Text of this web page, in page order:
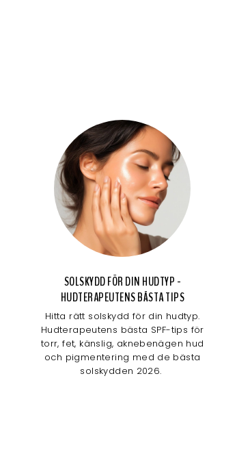
SOLSKYDD FÖR DIN HUDTYP -
HUDTERAPEUTENS BÄSTA TIPS
Hitta rätt solskydd för din hudtyp.
Hudterapeutens bästa SPF-tips för
torr, fet, känslig, aknebenägen hud
och pigmentering med de bästa
solskydden 2026.